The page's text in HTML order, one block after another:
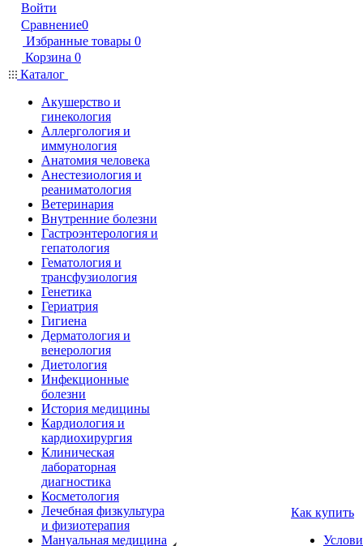
Войти
Сравнение0
Избранные товары 0
Корзина 0
Каталог
Акушерство и
гинекология
Аллергология и
иммунология
Анатомия человека
Анестезиология и
реаниматология
Ветеринария
Внутренние болезни
Гастроэнтерология и
гепатология
Гематология и
трансфузиология
Генетика
Гериатрия
Гигиена
Дерматология и
венерология
Диетология
Инфекционные
болезни
История медицины
Кардиология и
кардиохирургия
Клиническая
лабораторная
диагностика
Косметология
Лечебная физкультура
и физиотерапия
Мануальная медицина
Как купить